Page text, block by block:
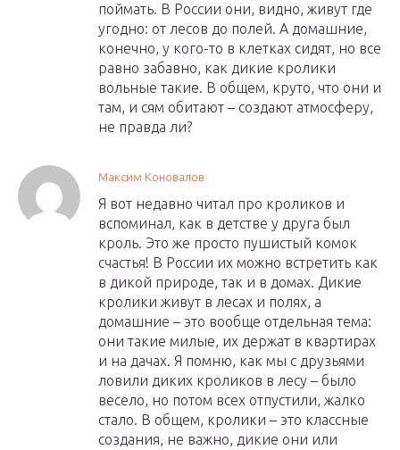
поймать. В России они, видно, живут где
угодно: от лесов до полей. А домашние,
конечно, у кого-то в клетках сидят, но все
равно забавно, как дикие кролики
вольные такие. В общем, круто, что они и
там, и сям обитают – создают атмосферу,
не правда ли?
Максим Коновалов
Я вот недавно читал про кроликов и
вспоминал, как в детстве у друга был
кроль. Это же просто пушистый комок
счастья! В России их можно встретить как
в дикой природе, так и в домах. Дикие
кролики живут в лесах и полях, а
домашние – это вообще отдельная тема:
они такие милые, их держат в квартирах
и на дачах. Я помню, как мы с друзьями
ловили диких кроликов в лесу – было
весело, но потом всех отпустили, жалко
стало. В общем, кролики – это классные
создания, не важно, дикие они или